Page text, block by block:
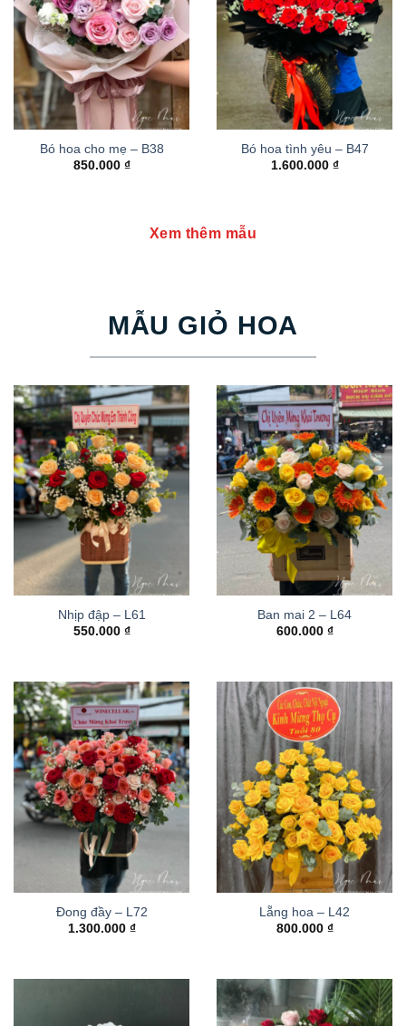
Bó hoa cho mẹ – B38
850.000 ₫
Bó hoa tình yêu – B47
1.600.000 ₫
Xem thêm mẫu
MẪU GIỎ HOA
Nhịp đập – L61
550.000 ₫
Ban mai 2 – L64
600.000 ₫
Đong đầy – L72
1.300.000 ₫
Lẵng hoa – L42
800.000 ₫